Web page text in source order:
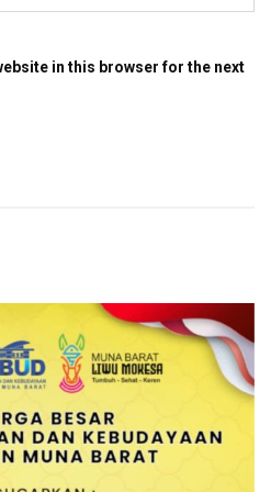
in this browser for the next